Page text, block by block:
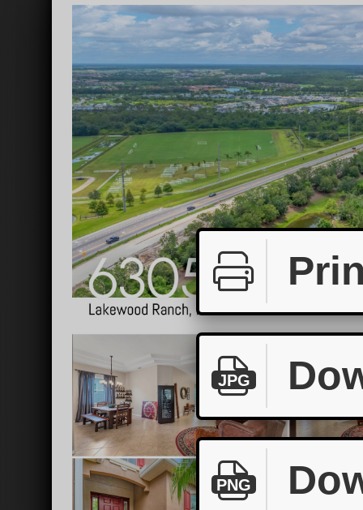
JPG
PNG